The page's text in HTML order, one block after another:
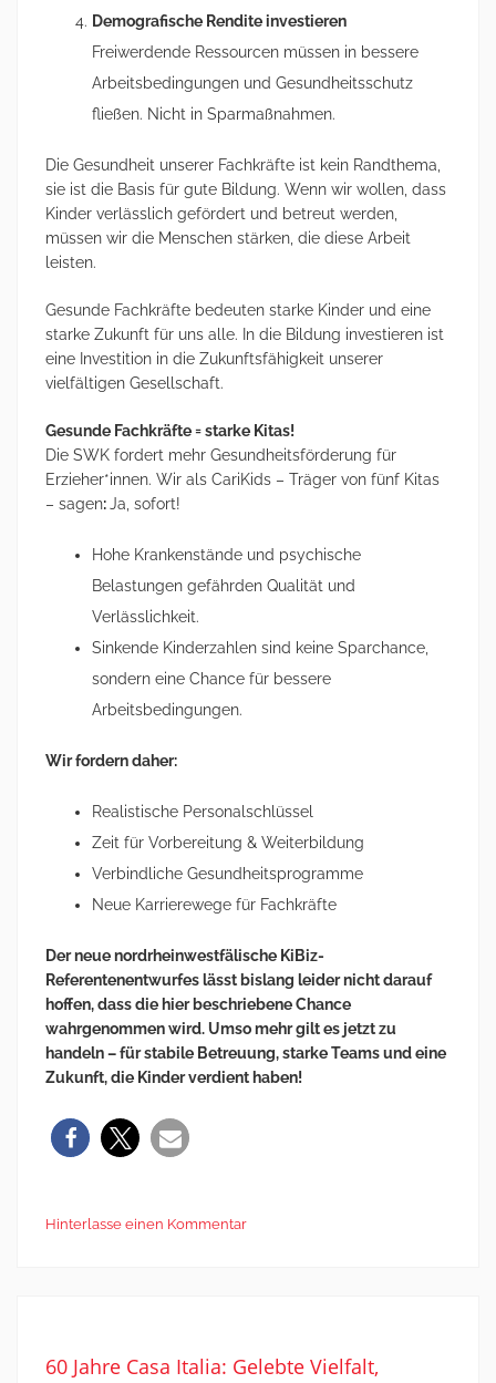
Demografische Rendite investieren
Freiwerdende Ressourcen müssen in bessere
Arbeitsbedingungen und Gesundheitsschutz
fließen. Nicht in Sparmaßnahmen.
Die Gesundheit unserer Fachkräfte ist kein Randthema,
sie ist die Basis für gute Bildung. Wenn wir wollen, dass
Kinder verlässlich gefördert und betreut werden,
müssen wir die Menschen stärken, die diese Arbeit
leisten.
Gesunde Fachkräfte bedeuten starke Kinder und eine
starke Zukunft für uns alle. In die Bildung investieren ist
eine Investition in die Zukunftsfähigkeit unserer
vielfältigen Gesellschaft.
Gesunde Fachkräfte = starke Kitas!
Die SWK fordert mehr Gesundheitsförderung für
Erzieher*innen. Wir als CariKids – Träger von fünf Kitas
– sagen:Ja, sofort!
Hohe Krankenstände und psychische
Belastungen gefährden Qualität und
Verlässlichkeit.
Sinkende Kinderzahlen sind keine Sparchance,
sondern eine Chance für bessere
Arbeitsbedingungen.
Wir fordern daher:
Realistische Personalschlüssel
Zeit für Vorbereitung & Weiterbildung
Verbindliche Gesundheitsprogramme
Neue Karrierewege für Fachkräfte
Der neue nordrheinwestfälische KiBiz-
Referentenentwurfes lässt bislang leider nicht darauf
hoffen, dass die hier beschriebene Chance
wahrgenommen wird. Umso mehr gilt es jetzt zu
handeln – für stabile Betreuung, starke Teams und eine
Zukunft, die Kinder verdient haben!
Hinterlasse einen Kommentar
60 Jahre Casa Italia: Gelebte Vielfalt,